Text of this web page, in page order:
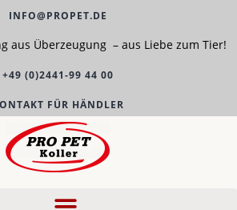
INFO@PROPET.DE
aus Überzeugung – aus Liebe zum Tier!
+49 (0)2441-99 44 00
FÜR HÄNDLER